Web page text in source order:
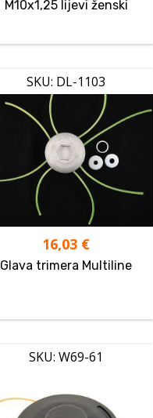
M10x1,25 lijevi ženski
SKU: DL-1103
16,03 €
Glava trimera Multiline
SKU: W69-61